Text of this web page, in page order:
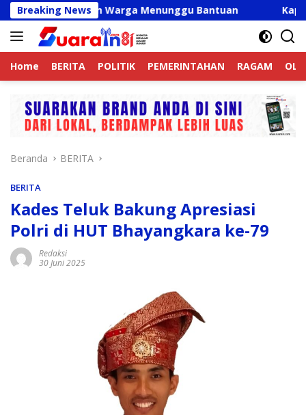
Langsung
ke
konten
Breaking News
Ribuan Warga Menunggu Bantuan Kapolres
Home BERITA POLITIK PEMERINTAHAN RAGAM
Beranda BERITA
BERITA
Kades Teluk Bakung Apresiasi
Polri di HUT Bhayangkara ke-79
Redaksi
30 Juni 2025